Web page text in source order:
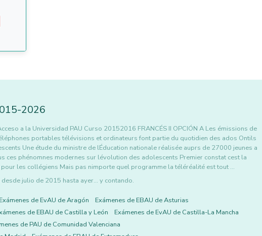
-2026
a la Universidad PAU Curso 20152016 FRANCÉS II OPCIÓN A Les émissions de
portables télévisions et ordinateurs font partie du quotidien des ados Ontils
Une étude du ministre de lÉducation nationale réalisée auprs de 27000 jeunes a
ces phénomnes modernes sur lévolution des adolescents Premier constat cest la
les collégiens Mais pas nimporte quel programme la téléréalité est tout …
julio de 2015 hasta ayer... y contando.
Exámenes de EvAU de Aragón
Exámenes de EBAU de Asturias
de EBAU de Castilla y León
Exámenes de EvAU de Castilla-La Mancha
de PAU de Comunidad Valenciana